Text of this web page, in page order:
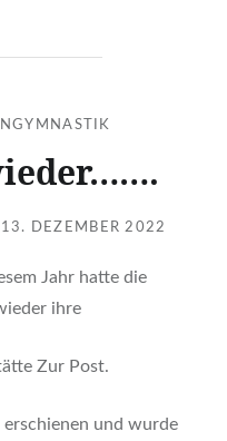
13. DEZEMBER 2022
Jahr hatte die
ihre
Zur Post.
und wurde